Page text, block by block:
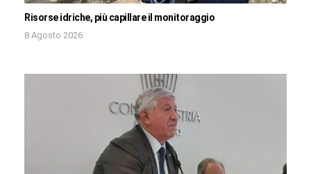
Risorse idriche, più capillare il monitoraggio
8 Agosto 2026